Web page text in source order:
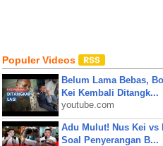
Populer Videos
Belum Lama Bebas,
Kei Kembali Ditangk...
youtube.com
Adu Mulut! Nus Kei vs
Soal Penyerangan B...